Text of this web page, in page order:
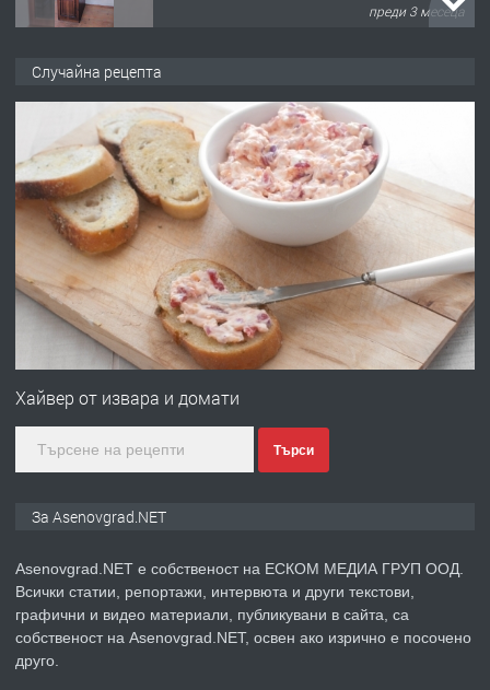
преди 10 месеца
преди 1 година
ПРЕДЛАГА
Професионална зеленчукорезачка
за заведения и дома
преди 1 година
Дава под наем Асеновград
преди 2 години
ПРЕДЛАГА ремонт на покриви
Случайна рецепта
Хайвер от извара и домати
Търси
За Asenovgrad.NET
Asenovgrad.NET е собственост на ЕСКОМ МЕДИА ГРУП ООД.
Всички статии, репортажи, интервюта и други текстови,
графични и видео материали, публикувани в сайта, са
собственост на Asenovgrad.NET, освен ако изрично е посочено
друго.